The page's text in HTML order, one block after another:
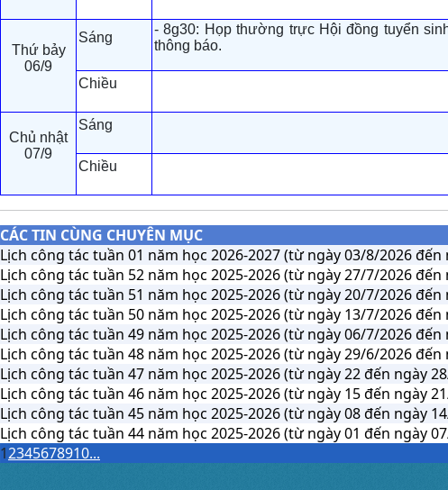
Thứ bảy
06/9
Sáng
- 8g30: Họp thường trực Hội đồng tuyển
thông báo.
Chiều
Chủ nhật
07/9
Sáng
Chiều
CÁC TIN CÙNG CHUYÊN MỤC
Lịch công tác tuần 01 năm học 2026-2027 (từ ngày 03/8/2026 đến
Lịch công tác tuần 52 năm học 2025-2026 (từ ngày 27/7/2026 đến
Lịch công tác tuần 51 năm học 2025-2026 (từ ngày 20/7/2026 đến
Lịch công tác tuần 50 năm học 2025-2026 (từ ngày 13/7/2026 đến
Lịch công tác tuần 49 năm học 2025-2026 (từ ngày 06/7/2026 đến
Lịch công tác tuần 48 năm học 2025-2026 (từ ngày 29/6/2026 đến
Lịch công tác tuần 47 năm học 2025-2026 (từ ngày 22 đến ngày
Lịch công tác tuần 46 năm học 2025-2026 (từ ngày 15 đến ngày
Lịch công tác tuần 45 năm học 2025-2026 (từ ngày 08 đến ngày
Lịch công tác tuần 44 năm học 2025-2026 (từ ngày 01 đến ngày
12345678910...